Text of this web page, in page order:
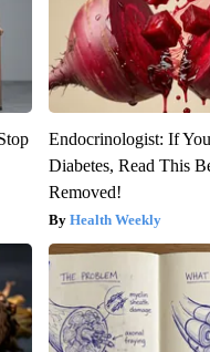
Endocrinologist: If
Diabetes, Read This
Removed!
Health Weekly